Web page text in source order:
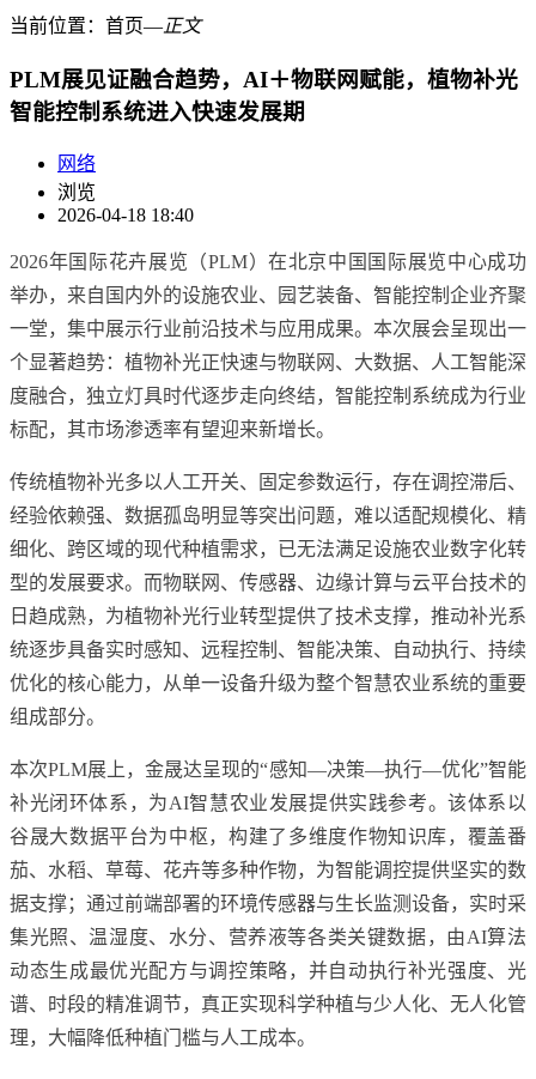
当前位置： 首页―正文
PLM展见证融合趋势，AI＋物联网赋能，植物补光
智能控制系统进入快速发展期
网络
浏览
2026-04-18 18:40
2026年国际花卉展览（PLM）在北京中国国际展览中心成功
举办，来自国内外的设施农业、园艺装备、智能控制企业齐聚
一堂，集中展示行业前沿技术与应用成果。本次展会呈现出一
个显著趋势：植物补光正快速与物联网、大数据、人工智能深
度融合，独立灯具时代逐步走向终结，智能控制系统成为行业
标配，其市场渗透率有望迎来新增长。
传统植物补光多以人工开关、固定参数运行，存在调控滞后、
经验依赖强、数据孤岛明显等突出问题，难以适配规模化、精
细化、跨区域的现代种植需求，已无法满足设施农业数字化转
型的发展要求。而物联网、传感器、边缘计算与云平台技术的
日趋成熟，为植物补光行业转型提供了技术支撑，推动补光系
统逐步具备实时感知、远程控制、智能决策、自动执行、持续
优化的核心能力，从单一设备升级为整个智慧农业系统的重要
组成部分。
本次PLM展上，金晟达呈现的“感知—决策—执行—优化”智能
补光闭环体系，为AI智慧农业发展提供实践参考。该体系以
谷晟大数据平台为中枢，构建了多维度作物知识库，覆盖番
茄、水稻、草莓、花卉等多种作物，为智能调控提供坚实的数
据支撑；通过前端部署的环境传感器与生长监测设备，实时采
集光照、温湿度、水分、营养液等各类关键数据，由AI算法
动态生成最优光配方与调控策略，并自动执行补光强度、光
谱、时段的精准调节，真正实现科学种植与少人化、无人化管
理，大幅降低种植门槛与人工成本。